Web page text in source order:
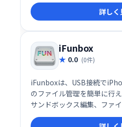
詳しく
iFunbox
0.0 (0件)
iFunboxは、USB接続で
のファイル管理を簡単に行
サンドボックス編集、ファ
換、.plistファイルのテキス